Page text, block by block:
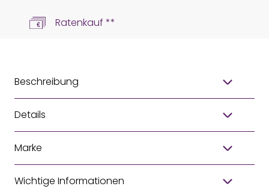
Ratenkauf **
Beschreibung
Details
Marke
Wichtige Informationen